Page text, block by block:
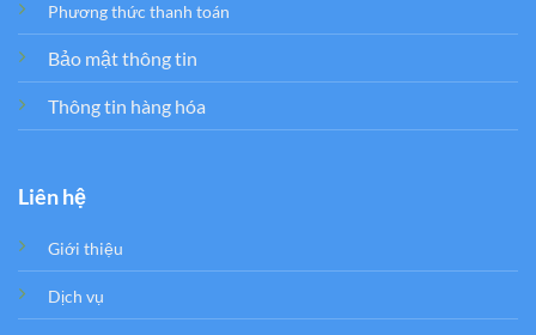
Phương thức thanh toán
Bảo mật thông tin
Thông tin hàng hóa
Liên hệ
Giới thiệu
Dịch vụ